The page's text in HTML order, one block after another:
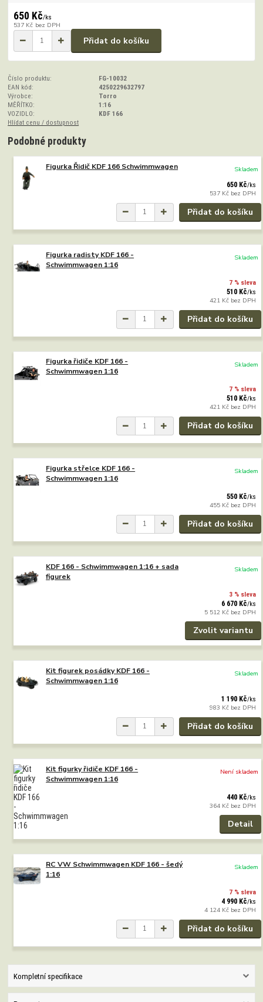
650 Kč/ks
537 Kč bez DPH
Přidat do košíku
Číslo produktu:
FG-10032
EAN kód:
4250229632797
Výrobce:
Torro
MĚŘÍTKO:
1:16
VOZIDLO:
KDF 166
Hlídat cenu / dostupnost
Podobné produkty
Figurka Řidič KDF 166 Schwimmwagen
650 Kč/ks
537 Kč bez DPH
Skladem
Přidat do košíku
Figurka radisty KDF 166 -
Schwimmwagen 1:16
7 % sleva
510 Kč/ks
421 Kč bez DPH
Skladem
Přidat do košíku
Figurka řidiče KDF 166 -
Schwimmwagen 1:16
7 % sleva
510 Kč/ks
421 Kč bez DPH
Skladem
Přidat do košíku
Figurka střelce KDF 166 -
Schwimmwagen 1:16
550 Kč/ks
455 Kč bez DPH
Skladem
Přidat do košíku
KDF 166 - Schwimmwagen 1:16 + sada
figurek
3 % sleva
6 670 Kč/ks
5 512 Kč bez DPH
Skladem
Zvolit variantu
Kit figurek posádky KDF 166 -
Schwimmwagen 1:16
1 190 Kč/ks
983 Kč bez DPH
Skladem
Přidat do košíku
Kit figurky řidiče KDF 166 -
Schwimmwagen 1:16
440 Kč/ks
364 Kč bez DPH
Není skladem
Detail
RC VW Schwimmwagen KDF 166 - šedý
1:16
7 % sleva
4 990 Kč/ks
4 124 Kč bez DPH
Skladem
Přidat do košíku
Kompletní specifikace